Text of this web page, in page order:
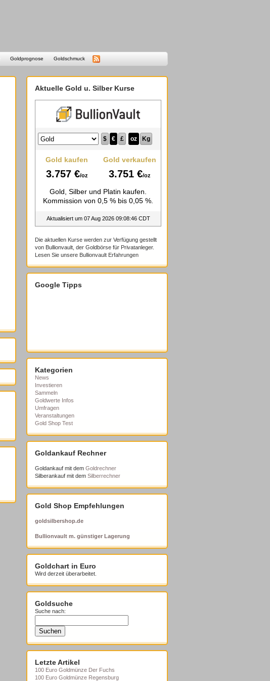
Goldprognose Goldschmuck
Aktuelle Gold u. Silber Kurse
Die aktuellen Kurse werden zur Verfügung gestellt
von Bullionvault, der Goldbörse für Privatanleger.
Lesen Sie unsere Bullionvault Erfahrungen
Google Tipps
Kategorien
News
Investieren
Sammeln
Goldwerte Infos
Umfragen
Veranstaltungen
Gold Shop Test
Goldankauf Rechner
Goldankauf mit dem Goldrechner
Silberankauf mit dem Silberrechner
Gold Shop Empfehlungen
goldsilbershop.de
Bullionvault m. günstiger Lagerung
Goldchart in Euro
Wird derzeit überarbeitet.
Goldsuche
Suche nach:
Letzte Artikel
100 Euro Goldmünze Der Fuchs
100 Euro Goldmünze Regensburg